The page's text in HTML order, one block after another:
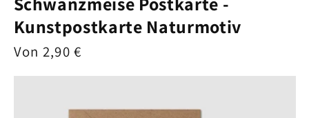
Kunstpostkarte Naturmotiv
Normaler
Preis
Von 2,90 €